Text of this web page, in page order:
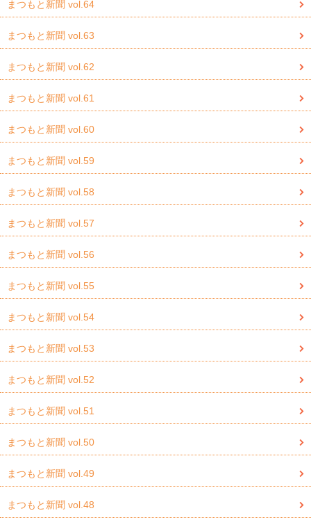
まつもと新聞 vol.64
まつもと新聞 vol.63
まつもと新聞 vol.62
まつもと新聞 vol.61
まつもと新聞 vol.60
まつもと新聞 vol.59
まつもと新聞 vol.58
まつもと新聞 vol.57
まつもと新聞 vol.56
まつもと新聞 vol.55
まつもと新聞 vol.54
まつもと新聞 vol.53
まつもと新聞 vol.52
まつもと新聞 vol.51
まつもと新聞 vol.50
まつもと新聞 vol.49
まつもと新聞 vol.48